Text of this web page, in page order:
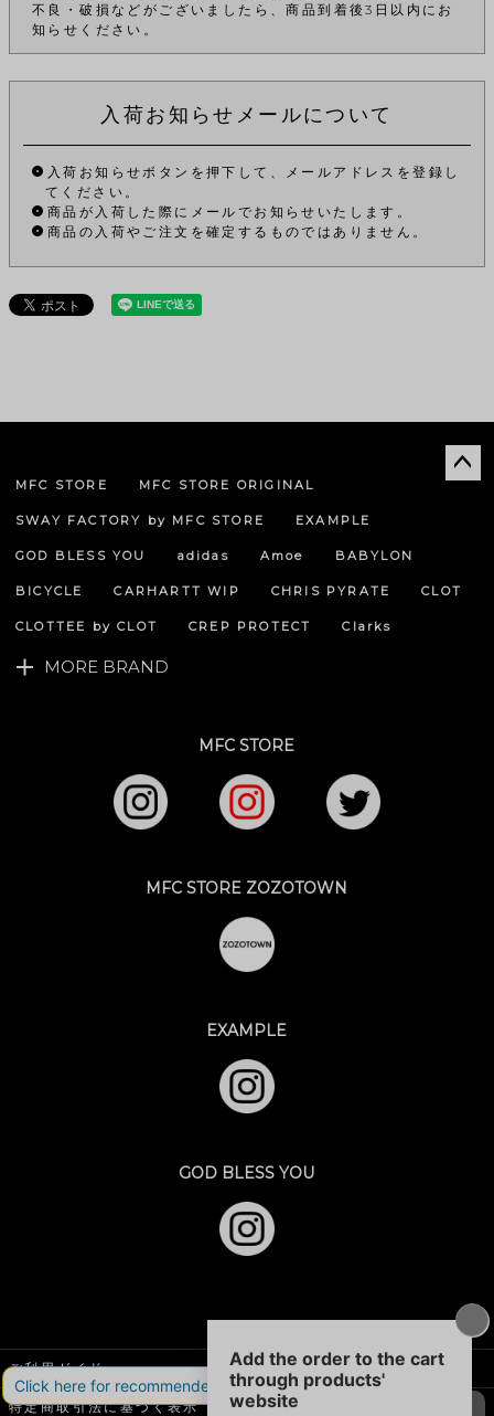
不良・破損などがございましたら、商品到着後3日以内にお
知らせください。
入荷お知らせメールについて
入荷お知らせボタンを押下して、メールアドレスを登録し
てください。
商品が入荷した際にメールでお知らせいたします。
商品の入荷やご注文を確定するものではありません。
MFC STORE MFC STORE ORIGINAL
SWAY FACTORY by MFC STORE EXAMPLE
GOD BLESS YOU adidas Amoe BABYLON
BICYCLE CARHARTT WIP CHRIS PYRATE CLOT
CLOTTEE by CLOT CREP PROTECT Clarks
MORE BRAND
MFC STORE
MFC STORE ZOZOTOWN
EXAMPLE
GOD BLESS YOU
ご利用ガイド
特定商取引法に基づく表示